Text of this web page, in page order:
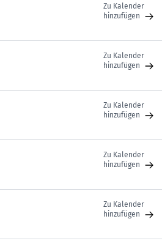
Zu Kalender
hinzufügen
Zu Kalender
hinzufügen
Zu Kalender
hinzufügen
Zu Kalender
hinzufügen
Zu Kalender
hinzufügen